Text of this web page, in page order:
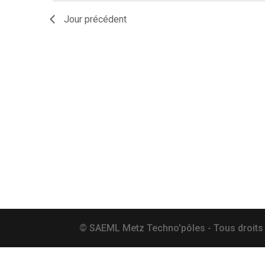
Jour précédent
© SAEML Metz Techno'pôles - Tous